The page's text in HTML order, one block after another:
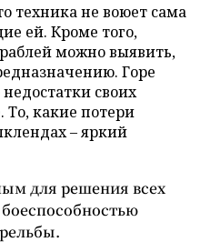
техника не воюет сама
ей. Кроме того,
можно выявить,
Горе
своих
То, какие потери
– яркий
для решения всех